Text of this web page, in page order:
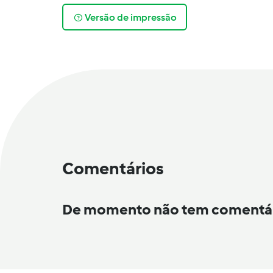
Versão de impressão
Comentários
De momento não tem